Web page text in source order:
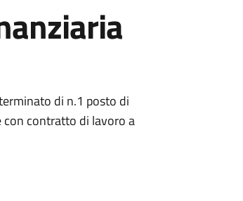
di n.1 posto di
con contratto di lavoro a